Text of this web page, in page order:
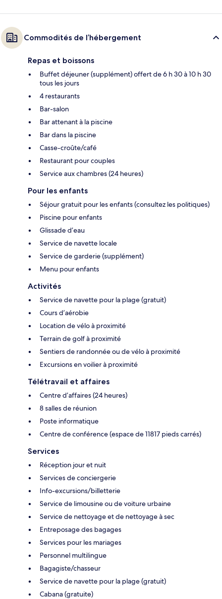
Commodités de l’hébergement
Repas et boissons
Buffet déjeuner (supplément) offert de 6 h 30 à 10 h 30
tous les jours
4 restaurants
Bar-salon
Bar attenant à la piscine
Bar dans la piscine
Casse-croûte/café
Restaurant pour couples
Service aux chambres (24 heures)
Pour les enfants
Séjour gratuit pour les enfants (consultez les politiques)
Piscine pour enfants
Glissade d’eau
Service de navette locale
Service de garderie (supplément)
Menu pour enfants
Activités
Service de navette pour la plage (gratuit)
Cours d’aérobie
Location de vélo à proximité
Terrain de golf à proximité
Sentiers de randonnée ou de vélo à proximité
Excursions en voilier à proximité
Télétravail et affaires
Centre d’affaires (24 heures)
8 salles de réunion
Poste informatique
Centre de conférence (espace de 11817 pieds carrés)
Services
Réception jour et nuit
Services de conciergerie
Info-excursions/billetterie
Service de limousine ou de voiture urbaine
Service de nettoyage et de nettoyage à sec
Entreposage des bagages
Services pour les mariages
Personnel multilingue
Bagagiste/chasseur
Service de navette pour la plage (gratuit)
Cabana (gratuite)